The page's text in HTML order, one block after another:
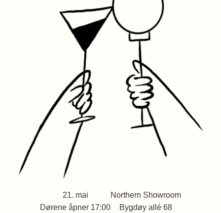
21. mai
Dørene åpner 17:00
Northern Showroom
Bygdøy allé 68